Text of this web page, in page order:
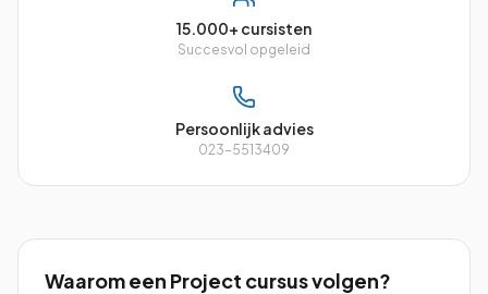
15.000+ cursisten
Succesvol opgeleid
Persoonlijk advies
023-5513409
Waarom een Project cursus volgen?